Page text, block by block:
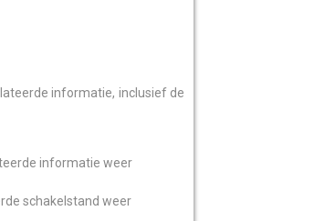
informatie, inclusief de
informatie weer
schakelstand weer